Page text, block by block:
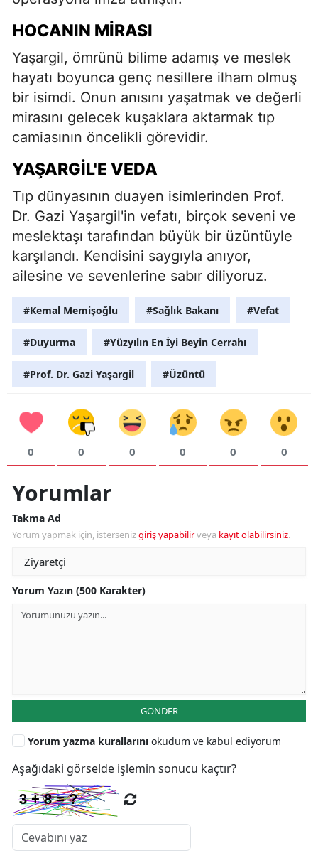
HOCANIN MIRASI
Yaşargil, ömrünü bilime adamış ve meslek
hayatı boyunca genç nesillere ilham olmuş
bir isimdi. Onun anısını yaşatmak ve değerli
mirasını gelecek kuşaklara aktarmak tıp
camiasının öncelikli görevidir.
YAŞARGIL'E VEDA
Tıp dünyasının duayen isimlerinden Prof.
Dr. Gazi Yaşargil'in vefatı, birçok seveni ve
meslektaşı tarafından büyük bir üzüntüyle
karşılandı. Kendisini saygıyla anıyor,
ailesine ve sevenlerine sabır diliyoruz.
#Kemal Memişoğlu #Sağlık Bakanı #Vefat
#Duyurma #Yüzyılın En İyi Beyin Cerrahı
#Prof. Dr. Gazi Yaşargil #Üzüntü
0 0 0 0 0 0
Yorumlar
Takma Ad
Yorum yapmak için, istersenizgiriş yapabilirveya kayıt olabilirsiniz.
Yorum Yazın (500 Karakter)
GÖNDER
Yorum yazma kurallarını okudum ve kabul ediyorum
Aşağıdaki görselde işlemin sonucu kaçtır?